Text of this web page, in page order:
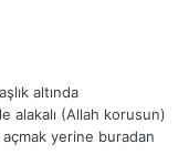
altında
alakalı (Allah korusun)
yerine buradan